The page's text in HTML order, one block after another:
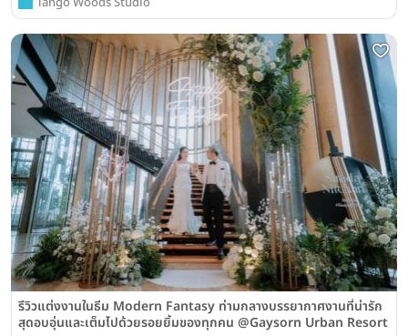
รีวิวแต่งงานในธีม Modern Fantasy ท่ามกลางบรรยากาศงานที่น่ารัก
สุดอบอุ่นและเต็มไปด้วยรอยยิ้มของทุกคน @Gaysorn Urban Resort